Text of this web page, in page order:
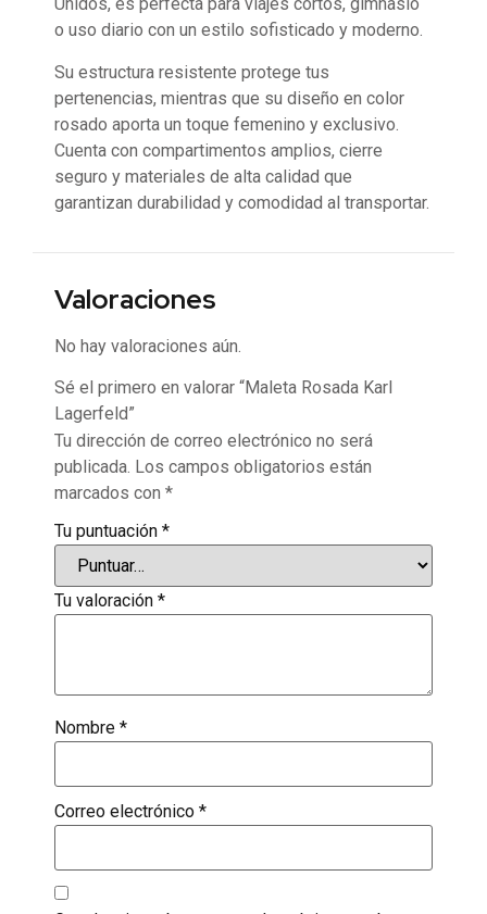
Unidos, es perfecta para viajes cortos, gimnasio
o uso diario con un estilo sofisticado y moderno.
Su estructura resistente protege tus
pertenencias, mientras que su diseño en color
rosado aporta un toque femenino y exclusivo.
Cuenta con compartimentos amplios, cierre
seguro y materiales de alta calidad que
garantizan durabilidad y comodidad al transportar.
Valoraciones
No hay valoraciones aún.
Sé el primero en valorar “Maleta Rosada Karl
Lagerfeld”
Tu dirección de correo electrónico no será
publicada. Los campos obligatorios están
marcados con *
Tu puntuación *
Tu valoración *
Nombre *
Correo electrónico *